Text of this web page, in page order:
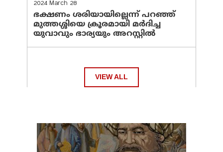
2024 March 28
ഭക്ഷണം ശരിയായില്ലെന്ന് പറഞ്ഞ്
മുത്തശ്ശിയെ ക്രൂരമായി മര്‍ദിച്ച
യുവാവും ഭാര്യയും അറസ്റ്റില്‍
VIEW ALL